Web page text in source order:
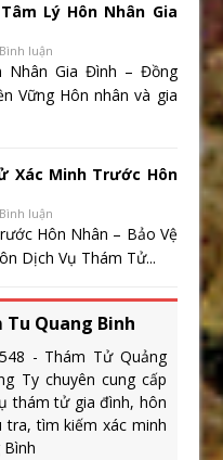
Lý Hôn Nhân Gia
luận
Nhân Gia Đình – Đồng
Vững Hôn nhân và gia
Xác Minh Trước Hôn
luận
Hôn Nhân – Bảo Vệ
Dịch Vụ Thám Tử...
Tu Quang Binh
- Thám Tử Quảng
Ty chuyên cung cấp
thám tử gia đình, hôn
tra, tìm kiếm xác minh